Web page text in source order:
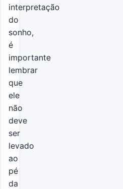
interpretação
do
sonho,
é
importante
lembrar
que
ele
não
deve
ser
levado
ao
pé
da